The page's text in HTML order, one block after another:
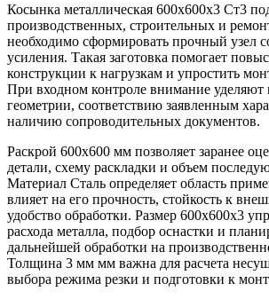
Косынка металлическая 600х600х3 Ст3
производственных, строительных и
необходимо сформировать прочный узел
усиления. Такая заготовка помогает
конструкции к нагрузкам и упростить
При входном контроле внимание уделяют
геометрии, соответствию заявленным
наличию сопроводительных документов.
Раскрой 600х600 мм позволяет заранее
детали, схему раскладки и объем
Материал Сталь определяет область
влияет на его прочность, стойкость к
удобство обработки. Размер 600х600х3
расхода металла, подбор оснастки и
дальнейшей обработки на
Толщина 3 мм мм важна для расчета
выбора режима резки и подготовки к